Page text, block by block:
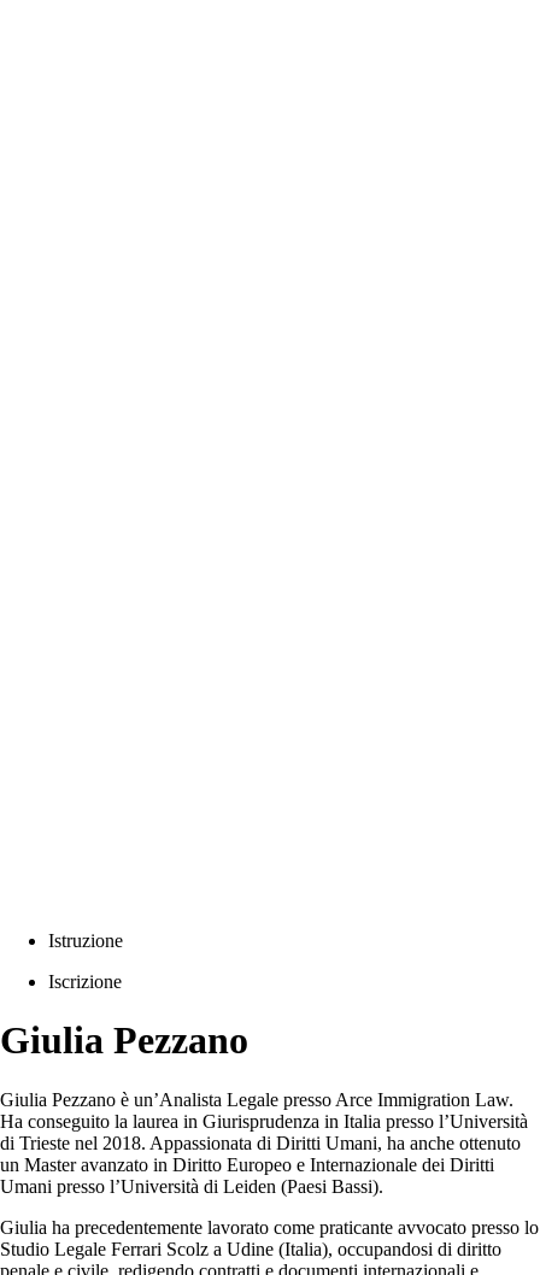
Istruzione
Iscrizione
Giulia Pezzano
Giulia Pezzano è un’Analista Legale presso Arce Immigration Law.
Ha conseguito la laurea in Giurisprudenza in Italia presso l’Università
di Trieste nel 2018. Appassionata di Diritti Umani, ha anche ottenuto
un Master avanzato in Diritto Europeo e Internazionale dei Diritti
Umani presso l’Università di Leiden (Paesi Bassi).
Giulia ha precedentemente lavorato come praticante avvocato presso lo
Studio Legale Ferrari Scolz a Udine (Italia), occupandosi di diritto
penale e civile, redigendo contratti e documenti internazionali e